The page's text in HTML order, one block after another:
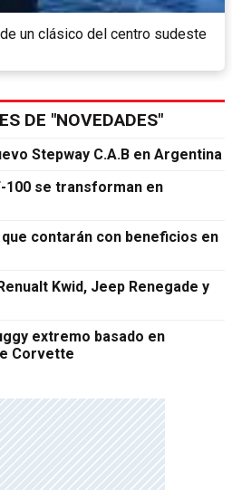
un clásico del centro sudeste
DE "NOVEDADES"
Stepway C.A.B en Argentina
100 se transforman en
contarán con beneficios en
Kwid, Jeep Renegade y
extremo basado en
Corvette